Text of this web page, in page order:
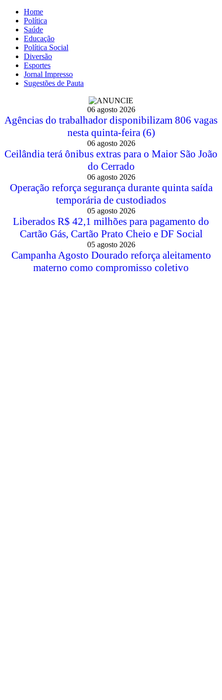
Home
Política
Saúde
Educação
Política Social
Diversão
Esportes
Jornal Impresso
Sugestões de Pauta
06 agosto 2026
Agências do trabalhador disponibilizam 806 vagas
nesta quinta-feira (6)
06 agosto 2026
Ceilândia terá ônibus extras para o Maior São João
do Cerrado
06 agosto 2026
Operação reforça segurança durante quinta saída
temporária de custodiados
05 agosto 2026
Liberados R$ 42,1 milhões para pagamento do
Cartão Gás, Cartão Prato Cheio e DF Social
05 agosto 2026
Campanha Agosto Dourado reforça aleitamento
materno como compromisso coletivo